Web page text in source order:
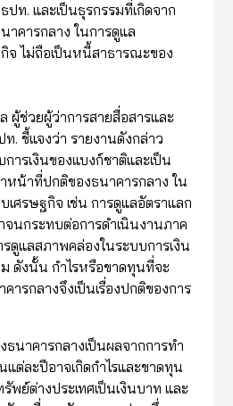
ปท. และเป็นธุรกรรมที่เกิดจาก
คารกลาง ในการดูแล
จ ไม่ถือเป็นหนี้สาธารณะของ
ผู้ช่วยผู้ว่าการสายสื่อสารและ
. ชี้แจงว่า รายงานดังกล่าว
ารเงินของแบงก์ชาติและเป็น
หน้าที่ปกติของธนาคารกลาง ใน
เศรษฐกิจ เช่น การดูแลอัตราแลก
นกระทบต่อการดำเนินงานภาค
ดูแลสภาพคล่องในระบบการเงิน
ดังนั้น กำไรหรือขาดทุนที่จะ
ารกลางจึงเป็นเรื่องปกติของการ
นาคารกลางเป็นผลจากการทำ
ต่ละปีอาจเกิดกำไรและขาดทุน
พย์ต่างประเทศเป็นเงินบาท และ